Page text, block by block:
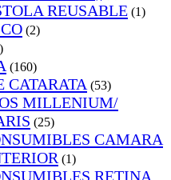
REUSABLE (1)
(2)
(160)
CATARATA (53)
MILLENIUM/
(25)
CAMARA
(1)
RETINA